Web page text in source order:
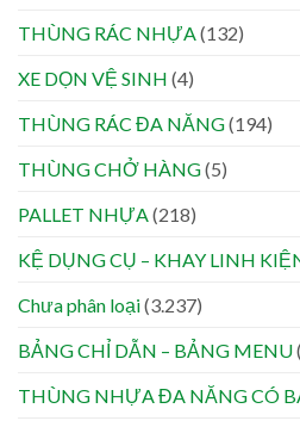
THÙNG RÁC NHỰA (132)
XE DỌN VỆ SINH (4)
THÙNG RÁC ĐA NĂNG(194)
THÙNG CHỞ HÀNG(5)
PALLET NHỰA (218)
KỆ DỤNG CỤ – KHAY LINH
Chưa phân loại(3.237)
BẢNG CHỈ DẪN – BẢNG MENU
THÙNG NHỰA ĐA NĂNG CÓ